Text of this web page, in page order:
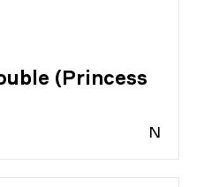
(Princess
N